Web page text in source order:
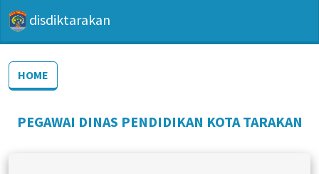
disdiktarakan
HOME
PEGAWAI DINAS PENDIDIKAN KOTA TARAKAN